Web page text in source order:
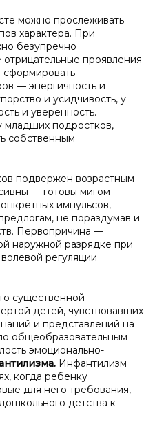
можно прослеживать
характера. При
безупречно
отрицательные проявления
сформировать
— энергичность и
и усидчивость, у
и уверенность.
младших подростков,
собственным
подвержен возрастным
— готовы мигом
импульсов,
не пораздумав и
Первопричина —
наружной разрядке при
регуляции
существенной
детей, чувствовавших
и представлений на
общеобразовательным
эмоционально-
Инфантилизм
когда ребенку
для него требования,
детства к